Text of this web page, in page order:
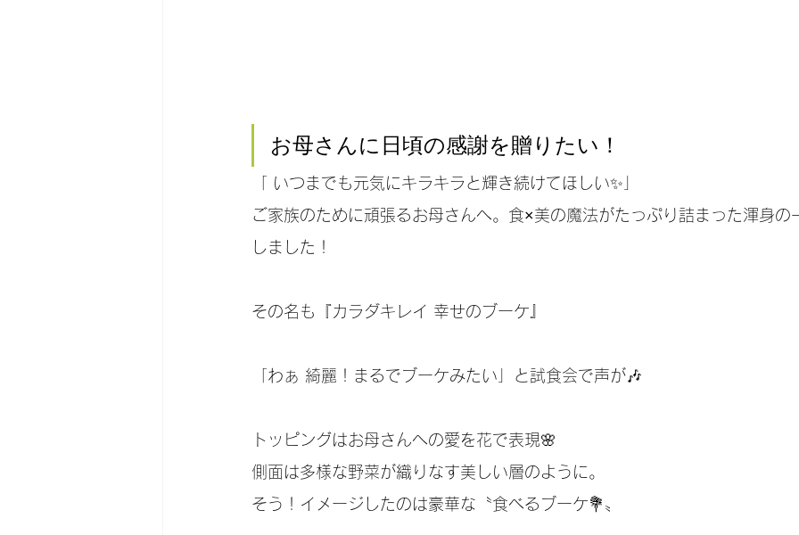
お母さんに日頃の感謝を贈りたい！
「 いつまでも元気にキラキラと輝き続けてほしい✨」
ご家族のために頑張るお母さんへ。食×美の魔法がたっぷり詰まった渾身の
しました！
その名も『カラダキレイ 幸せのブーケ』
「わぁ 綺麗！まるでブーケみたい」と試食会で声が🎶
トッピングはお母さんへの愛を花で表現🌸
側面は多様な野菜が織りなす美しい層のように。
そう！イメージしたのは豪華な〝食べるブーケ💐〟